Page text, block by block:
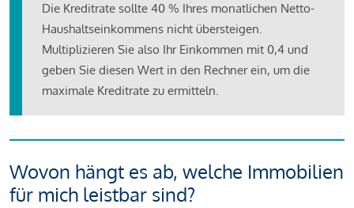
Die Kreditrate sollte 40 % Ihres monatlichen Netto-
Haushaltseinkommens nicht übersteigen.
Multiplizieren Sie also Ihr Einkommen mit 0,4 und
geben Sie diesen Wert in den Rechner ein, um die
maximale Kreditrate zu ermitteln.
Wovon hängt es ab, welche Immobilien
für mich leistbar sind?